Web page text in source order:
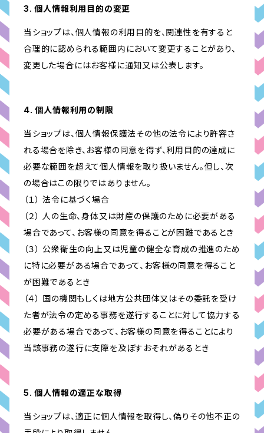
3. 個人情報利用目的の変更
当ショップは、個人情報の利用目的を、関連性を有すると
合理的に認められる範囲内において変更することがあり、
変更した場合にはお客様に通知又は公表します。
4. 個人情報利用の制限
当ショップは、個人情報保護法その他の法令により許容さ
れる場合を除き、お客様の同意を得ず、利用目的の達成に
必要な範囲を超えて個人情報を取り扱いません。但し、次
の場合はこの限りではありません。
（１） 法令に基づく場合
（２） 人の生命、身体又は財産の保護のために必要がある
場合であって、お客様の同意を得ることが困難であるとき
（３） 公衆衛生の向上又は児童の健全な育成の推進のため
に特に必要がある場合であって、お客様の同意を得ること
が困難であるとき
（４） 国の機関もしくは地方公共団体又はその委託を受け
た者が法令の定める事務を遂行することに対して協力する
必要がある場合であって、お客様の同意を得ることにより
当該事務の遂行に支障を及ぼすおそれがあるとき
5. 個人情報の適正な取得
当ショップは、適正に個人情報を取得し、偽りその他不正の